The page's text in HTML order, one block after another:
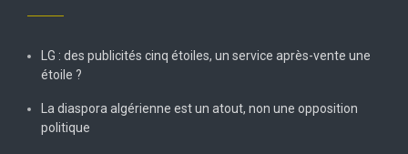
LG : des publicités cinq étoiles, un service après-vente une
étoile ?
La diaspora algérienne est un atout, non une opposition
politique